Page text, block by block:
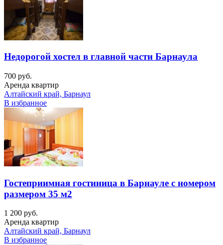
Недорогой хостел в главной части Барнаула
700 руб.
Аренда квартир
Алтайский край, Барнаул
В избранное
Гостеприимная гостиница в Барнауле с номером
размером 35 м2
1 200 руб.
Аренда квартир
Алтайский край, Барнаул
В избранное